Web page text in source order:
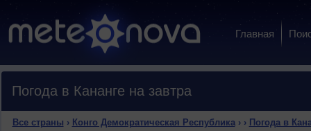
Главная
Погода в Кананге на завтра
Все страны › Конго Демократическая Республика› › Погода в